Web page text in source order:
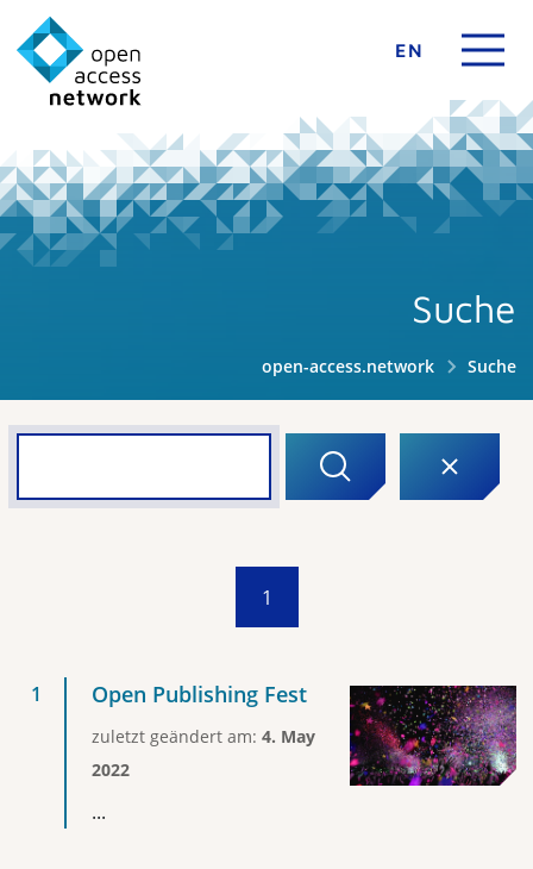
EN
Suche
open-access.network Suche
1
Open Publishing Fest
zuletzt geändert am: 4. May
2022
...